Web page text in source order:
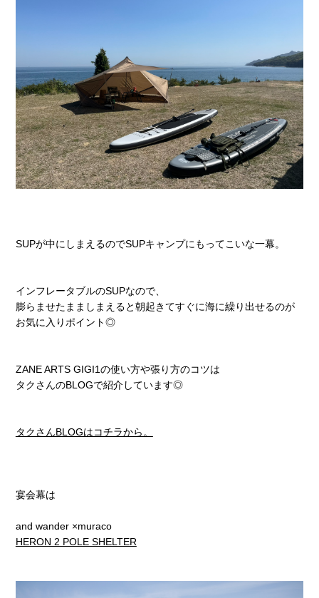
SUPが中にしまえるのでSUPキャンプにもってこいな一幕。
インフレータブルのSUPなので、
膨らませたまましまえると朝起きてすぐに海に繰り出せるのが
お気に入りポイント◎
ZANE ARTS GIGI1の使い方や張り方のコツは
タクさんのBLOGで紹介しています◎
タクさんBLOGはコチラから。
宴会幕は
and wander ×muraco
HERON 2 POLE SHELTER